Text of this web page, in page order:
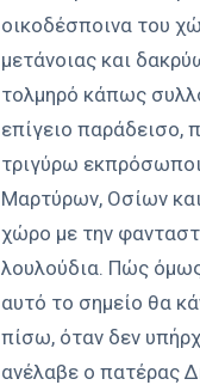
οικοδέσποινα του
μετάνοιας και
τολμηρό κάπως
επίγειο παράδεισο,
τριγύρω
Μαρτύρων, Οσίων
χώρο με την
λουλούδια. Πώς
αυτό το σημείο θα
πίσω, όταν δεν
ανέλαβε ο πατέρας